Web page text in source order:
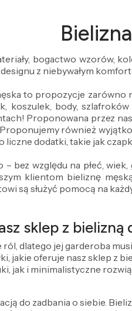
bogactwo wzorów,
z niebywałym
to propozycje
koszulek, body,
Proponowana przez
również
dodatki, takie jak
bez względu na płeć,
klientom bieliznę
są służyć pomocą na
sklep z bielizną
ról, dlatego jej garderoba
jakie oferuje nasz sklep z
jak i minimalistyczne
do zadbania o siebie.